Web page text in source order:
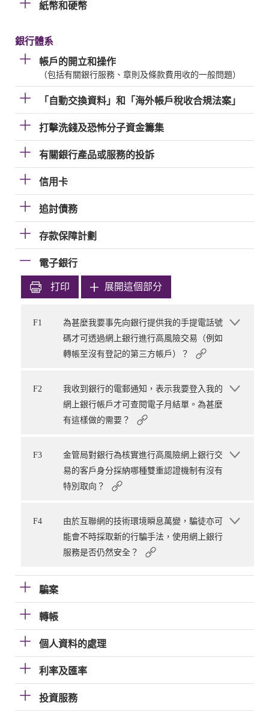
紙幣和硬幣
銀行體系
帳戶的開立和操作
（包括有關銀行服務、章則及條款費用收的一般問題）
「自動交換資料」和「海外帳戶稅收合規法案」
打擊洗錢及恐怖分子資金籌集
有關銀行產品或服務的投訴
信用卡
追討債務
存款保障計劃
電子銀行
打印 展開這個部分
F1
為甚麼我要事先向銀行提供我的手提電話號
碼才可透過網上銀行進行高風險交易（例如
轉帳至沒有登記的第三方帳戶）？
F2
我收到銀行的電郵通知，表示我要登入我的
網上銀行帳戶才可查閱電子月結單。為甚麼
有這樣做的需要？
F3
金管局對銀行為核實進行高風險網上銀行交
易的客戶身分採納哪種雙重認證機制有沒有
特別取向？
F4
由於互聯網的技術環境瞬息萬變，騙徒亦可
能會不時採取新的行騙手法，使用網上銀行
服務是否仍然安全？
騙案
轉帳
個人資料的處理
利率及匯率
投資服務